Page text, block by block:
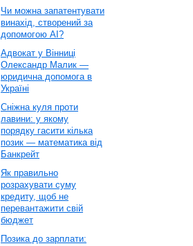
Чи можна запатентувати
винахід, створений за
допомогою AI?
Адвокат у Вінниці
Олександр Малик —
юридична допомога в
Україні
Сніжна куля проти
лавини: у якому
порядку гасити кілька
позик — математика від
Банкрейт
Як правильно
розрахувати суму
кредиту, щоб не
перевантажити свій
бюджет
Позика до зарплати: